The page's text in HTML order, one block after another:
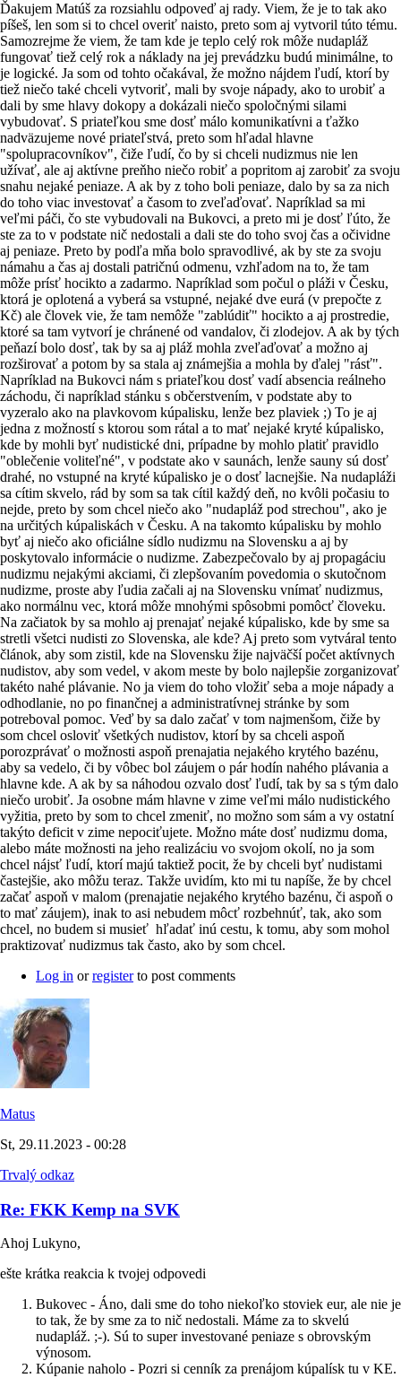
Ďakujem Matúš za rozsiahlu odpoveď aj rady. Viem, že je to tak ako
píšeš, len som si to chcel overiť naisto, preto som aj vytvoril túto tému.
Samozrejme že viem, že tam kde je teplo celý rok môže nudapláž
fungovať tiež celý rok a náklady na jej prevádzku budú minimálne, to
je logické. Ja som od tohto očakával, že možno nájdem ľudí, ktorí by
tiež niečo také chceli vytvoriť, mali by svoje nápady, ako to urobiť a
dali by sme hlavy dokopy a dokázali niečo spoločnými silami
vybudovať. S priateľkou sme dosť málo komunikatívni a ťažko
nadväzujeme nové priateľstvá, preto som hľadal hlavne
"spolupracovníkov", čiže ľudí, čo by si chceli nudizmus nie len
užívať, ale aj aktívne preňho niečo robiť a popritom aj zarobiť za svoju
snahu nejaké peniaze. A ak by z toho boli peniaze, dalo by sa za nich
do toho viac investovať a časom to zveľaďovať. Napríklad sa mi
veľmi páči, čo ste vybudovali na Bukovci, a preto mi je dosť ľúto, že
ste za to v podstate nič nedostali a dali ste do toho svoj čas a očividne
aj peniaze. Preto by podľa mňa bolo spravodlivé, ak by ste za svoju
námahu a čas aj dostali patričnú odmenu, vzhľadom na to, že tam
môže prísť hocikto a zadarmo. Napríklad som počul o pláži v Česku,
ktorá je oplotená a vyberá sa vstupné, nejaké dve eurá (v prepočte z
Kč) ale človek vie, že tam nemôže "zablúdiť" hocikto a aj prostredie,
ktoré sa tam vytvorí je chránené od vandalov, či zlodejov. A ak by tých
peňazí bolo dosť, tak by sa aj pláž mohla zveľaďovať a možno aj
rozširovať a potom by sa stala aj známejšia a mohla by ďalej "rásť".
Napríklad na Bukovci nám s priateľkou dosť vadí absencia reálneho
záchodu, či napríklad stánku s občerstvením, v podstate aby to
vyzeralo ako na plavkovom kúpalisku, lenže bez plaviek ;) To je aj
jedna z možností s ktorou som rátal a to mať nejaké kryté kúpalisko,
kde by mohli byť nudistické dni, prípadne by mohlo platiť pravidlo
"oblečenie voliteľné", v podstate ako v saunách, lenže sauny sú dosť
drahé, no vstupné na kryté kúpalisko je o dosť lacnejšie. Na nudapláži
sa cítim skvelo, rád by som sa tak cítil každý deň, no kvôli počasiu to
nejde, preto by som chcel niečo ako "nudapláž pod strechou", ako je
na určitých kúpaliskách v Česku. A na takomto kúpalisku by mohlo
byť aj niečo ako oficiálne sídlo nudizmu na Slovensku a aj by
poskytovalo informácie o nudizme. Zabezpečovalo by aj propagáciu
nudizmu nejakými akciami, či zlepšovaním povedomia o skutočnom
nudizme, proste aby ľudia začali aj na Slovensku vnímať nudizmus,
ako normálnu vec, ktorá môže mnohými spôsobmi pomôcť človeku.
Na začiatok by sa mohlo aj prenajať nejaké kúpalisko, kde by sme sa
stretli všetci nudisti zo Slovenska, ale kde? Aj preto som vytváral tento
článok, aby som zistil, kde na Slovensku žije najväčší počet aktívnych
nudistov, aby som vedel, v akom meste by bolo najlepšie zorganizovať
takéto nahé plávanie. No ja viem do toho vložiť seba a moje nápady a
odhodlanie, no po finančnej a administratívnej stránke by som
potreboval pomoc. Veď by sa dalo začať v tom najmenšom, čiže by
som chcel osloviť všetkých nudistov, ktorí by sa chceli aspoň
porozprávať o možnosti aspoň prenajatia nejakého krytého bazénu,
aby sa vedelo, či by vôbec bol záujem o pár hodín nahého plávania a
hlavne kde. A ak by sa náhodou ozvalo dosť ľudí, tak by sa s tým dalo
niečo urobiť. Ja osobne mám hlavne v zime veľmi málo nudistického
vyžitia, preto by som to chcel zmeniť, no možno som sám a vy ostatní
takýto deficit v zime nepociťujete. Možno máte dosť nudizmu doma,
alebo máte možnosti na jeho realizáciu vo svojom okolí, no ja som
chcel nájsť ľudí, ktorí majú taktiež pocit, že by chceli byť nudistami
častejšie, ako môžu teraz. Takže uvidím, kto mi tu napíše, že by chcel
začať aspoň v malom (prenajatie nejakého krytého bazénu, či aspoň o
to mať záujem), inak to asi nebudem môcť rozbehnúť, tak, ako som
chcel, no budem si musieť hľadať inú cestu, k tomu, aby som mohol
praktizovať nudizmus tak často, ako by som chcel.
Log in orregisterto post comments
Matus
St, 29.11.2023 - 00:28
Trvalý odkaz
Re: FKK Kemp na SVK
Ahoj Lukyno,
ešte krátka reakcia k tvojej odpovedi
Bukovec - Áno, dali sme do toho niekoľko stoviek eur, ale nie je
to tak, že by sme za to nič nedostali. Máme za to skvelú
nudapláž. ;-). Sú to super investované peniaze s obrovským
výnosom.
Kúpanie naholo - Pozri si cenník za prenájom kúpalísk tu v KE.